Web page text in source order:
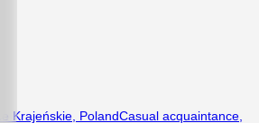
Krajeńskie, PolandCasual acquaintance